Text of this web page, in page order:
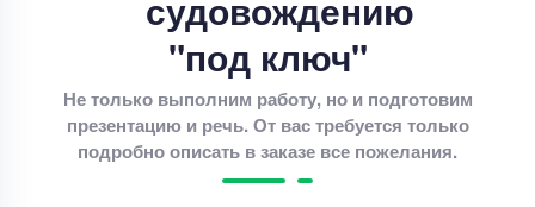
"под ключ"
Не только выполним работу, но и подготовим
презентацию и речь. От вас требуется только
подробно описать в заказе все пожелания.
Отчет по практике
Производственная практика в АО «Банк
сельского хозяйства и развития сельских